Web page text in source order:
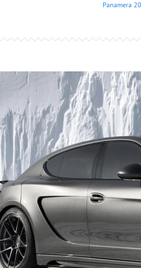
Panamera